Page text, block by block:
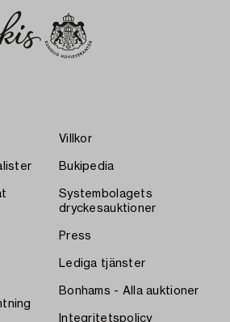
Villkor
Bukipedia
Systembolagets
dryckesauktioner
Press
Lediga tjänster
Bonhams - Alla auktioner
Integritetspolicy